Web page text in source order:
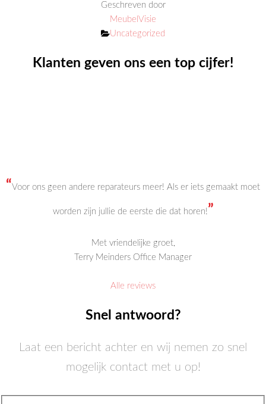
Geschreven door
MeubelVisie
Categorieën
Uncategorized
Klanten geven ons een top cijfer!
“Voor ons geen andere reparateurs meer! Als er iets gemaakt moet
worden zijn jullie de eerste die dat horen!”
Met vriendelijke groet,
Terry Meinders Office Manager
Alle reviews
Snel antwoord?
Laat een bericht achter en wij nemen zo snel
mogelijk contact met u op!